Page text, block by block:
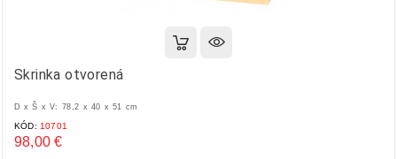
Skrinka otvorená
D x Š x V: 78,2 x 40 x 51 cm
KÓD: 10701
98,00 €